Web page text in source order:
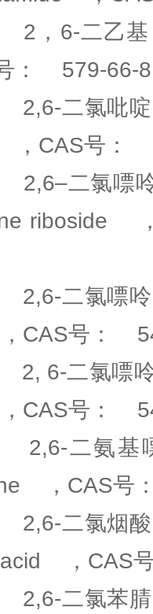
2，6-二
： 579-66-8
2,6-二氯
，CAS号：
2,6–二氯
riboside
2,6-二氯
CAS号：
2, 6-二氯
CAS号：
2,6-二氨
，CAS号
2,6-二氯烟
acid ，CAS
2,6-二氯